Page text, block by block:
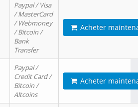
Paypal / Visa
/ MasterCard
/ Webmoney
/ Bitcoin /
Bank
Transfer
Acheter
Paypal /
Credit Card /
Bitcoin /
Altcoins
Acheter